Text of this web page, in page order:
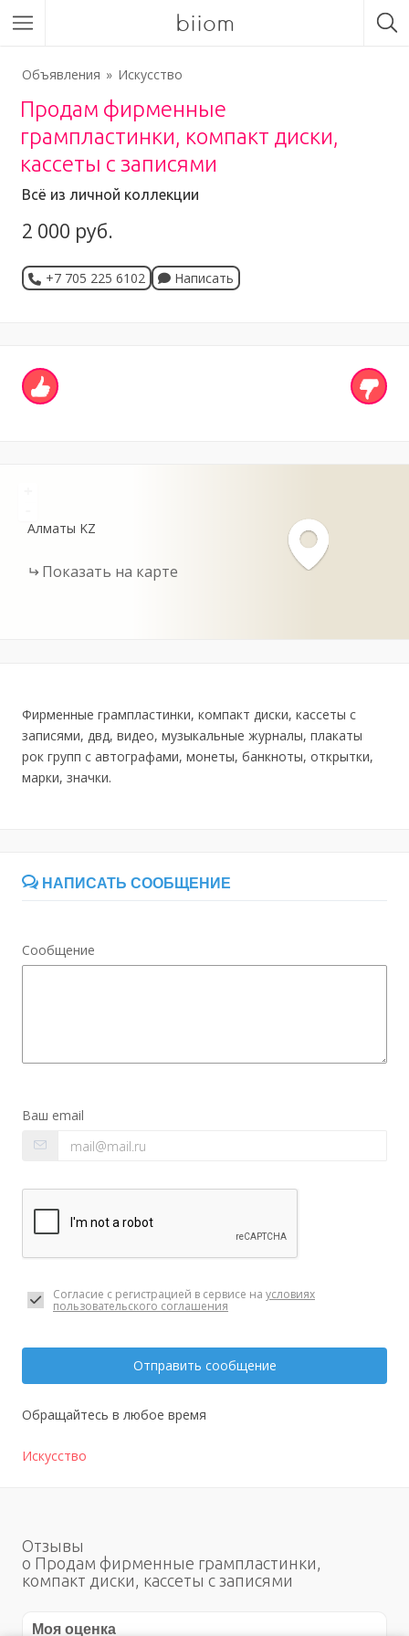
biiom
Объявления Искусство
Продам фирменные
грампластинки, компакт диски,
кассеты с записями
Всё из личной коллекции
2 000 руб.
+7 705 225 6102 Написать
Алматы KZ
Показать на карте
Фирменные грампластинки, компакт диски, кассеты с
записями, двд, видео, музыкальные журналы, плакаты
рок групп с автографами, монеты, банкноты, открытки,
марки, значки.
НАПИСАТЬ СООБЩЕНИЕ
Сообщение
Ваш email
Согласие с регистрацией в сервисе на условиях
пользовательского соглашения
Отправить сообщение
Обращайтесь в любое время
Искусство
Отзывы
о Продам фирменные грампластинки,
компакт диски, кассеты с записями
Моя оценка